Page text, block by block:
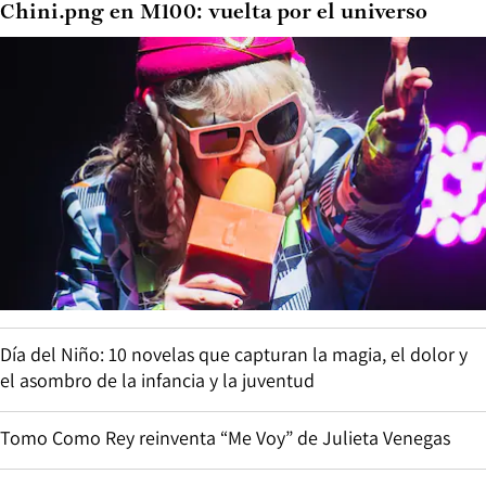
Chini.png en M100: vuelta por el universo
Día del Niño: 10 novelas que capturan la magia, el dolor y
el asombro de la infancia y la juventud
Tomo Como Rey reinventa “Me Voy” de Julieta Venegas